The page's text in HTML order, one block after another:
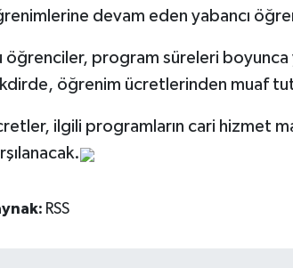
devam eden yabancı
öğrenciler, program süreleri boyunca
öğrenim ücretlerinden muaf
ilgili programların cari hizmet
RSS